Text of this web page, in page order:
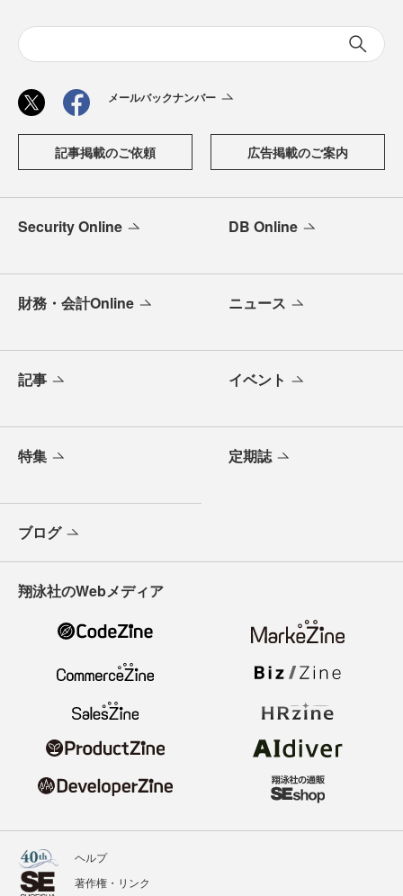
メールバックナンバー
記事掲載のご依頼 広告掲載のご案内
Security Online DB Online
財務・会計Online ニュース
記事 イベント
特集 定期誌
ブログ
翔泳社のWebメディア
ヘルプ
著作権・リンク